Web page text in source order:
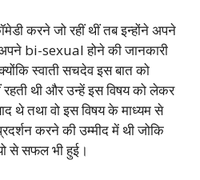
करने जो रहीं थीं तब इन्होंने अपने
अपने bi-sexual होने की जानकारी
स्वाती सचदेव इस बात को
थी और उन्हें इस विषय को लेकर
थे तथा वो इस विषय के माध्यम से
करने की उम्मीद में थी जोकि
से सफल भी हुई।